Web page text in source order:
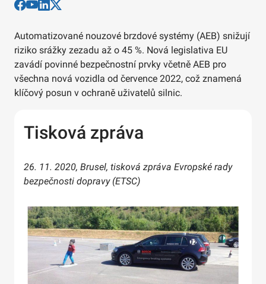
Automatizované nouzové brzdové systémy (AEB) snižují
riziko srážky zezadu až o 45 %. Nová legislativa EU
zavádí povinné bezpečnostní prvky včetně AEB pro
všechna nová vozidla od července 2022, což znamená
klíčový posun v ochraně uživatelů silnic.
Tisková zpráva
26. 11. 2020, Brusel, tisková zpráva Evropské rady
bezpečnosti dopravy (ETSC)